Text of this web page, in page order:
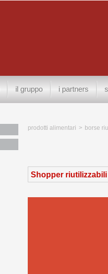
il gruppo i partners
prodotti alimentari > borse
Shopper